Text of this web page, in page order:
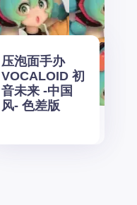
压泡面手办
VOCALOID 初
音未来 -中国
风- 色差版